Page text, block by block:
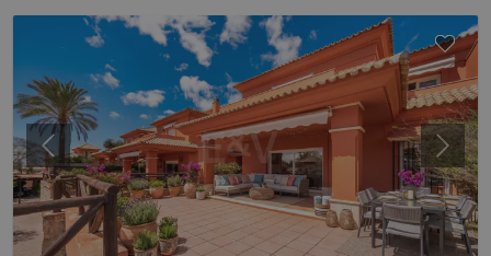
Anterior